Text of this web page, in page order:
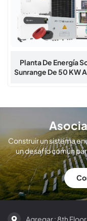
Planta De Energía
Sunrange De 50 KW
Construir un sistema
un desafío común
global de
Agregar : 8th